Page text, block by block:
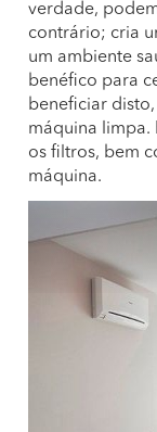
verdade,
contrário; cria
um ambiente
benéfico para
beneficiar
máquina limpa.
os filtros, bem
máquina.